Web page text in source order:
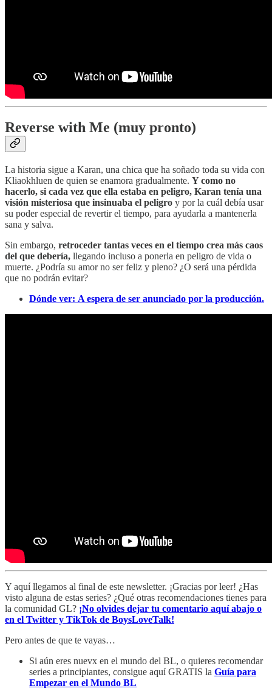
Reverse with Me (muy pronto)
La historia sigue a Karan, una chica que ha soñado toda su vida con
Kliaokhluen de quien se enamora gradualmente. Y como no
hacerlo, si cada vez que ella estaba en peligro, Karan tenía una
visión misteriosa que insinuaba el peligro y por la cuál debía usar
su poder especial de revertir el tiempo, para ayudarla a mantenerla
sana y salva.
Sin embargo, retroceder tantas veces en el tiempo crea más caos
del que debería, llegando incluso a ponerla en peligro de vida o
muerte. ¿Podría su amor no ser feliz y pleno? ¿O será una pérdida
que no podrán evitar?
Dónde ver: A espera de ser anunciado por la producción.
Y aquí llegamos al final de este newsletter. ¡Gracias por leer! ¿Has
visto alguna de estas series? ¿Qué otras recomendaciones tienes para
la comunidad GL? ¡No olvides dejar tu comentario aquí abajo o
en el Twitter y TikTok de BoysLoveTalk!
Pero antes de que te vayas…
Si aún eres nuevx en el mundo del BL, o quieres recomendar
series a principiantes, consigue aquí GRATIS la Guía para
Empezar en el Mundo BL